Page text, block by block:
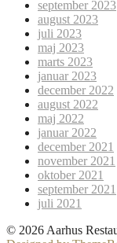
september 2023
august 2023
juli 2023
maj 2023
marts 2023
januar 2023
december 2022
august 2022
maj 2022
januar 2022
december 2021
november 2021
oktober 2021
september 2021
juli 2021
© 2026 Aarhus